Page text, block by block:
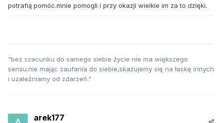
potrafią pomóc.mnie pomogli i przy okazji wielkie im za to dzięki.
"bez szacunku do samego siebie życie nie ma większego
sensu.nie mając zaufania do siebie,skazujemy się na łaskę innych
i uzależniamy od zdarzeń."
arek177